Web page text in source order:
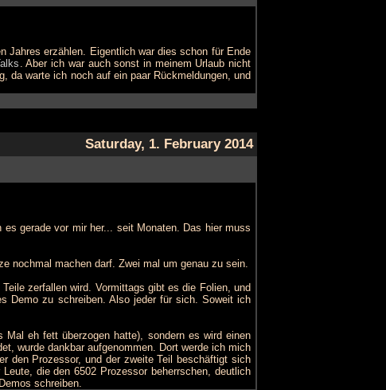
Jahres erzählen. Eigentlich war dies schon für Ende
. Aber ich war auch sonst in meinem Urlaub nicht
da warte ich noch auf ein paar Rückmeldungen, und
Saturday, 1. February 2014
gerade vor mir her... seit Monaten. Das hier muss
nochmal machen darf. Zwei mal um genau zu sein.
zerfallen wird. Vormittags gibt es die Folien, und
Demo zu schreiben. Also jeder für sich. Soweit ich
eh fett überzogen hatte), sondern es wird einen
wurde dankbar aufgenommen. Dort werde ich mich
den Prozessor, und der zweite Teil beschäftigt sich
die den 6502 Prozessor beherrschen, deutlich
schreiben.